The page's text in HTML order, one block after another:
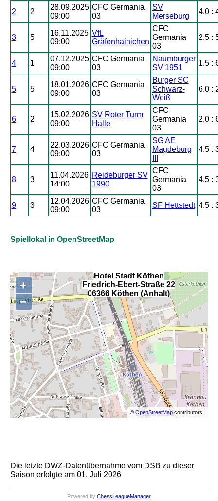
2 2
28.09.2025
09:00
CFC Germania
03
SV
Merseburg
4.0 :
3 5
16.11.2025
09:00
VfL
Gräfenhainichen
CFC
Germania
03
2.5 :
4 1
07.12.2025
09:00
CFC Germania
03
Naumburger
SV 1951
1.5 :
5 5
18.01.2026
09:00
CFC Germania
03
Burger SC
Schwarz-
Weiß
6.0 :
6 2
15.02.2026
09:00
SV Roter Turm
Halle
CFC
Germania
03
2.0 :
7 4
22.03.2026
09:00
CFC Germania
03
SG AE
Magdeburg
4.5 :
8 3
11.04.2026
14:00
Reideburger SV
1990
CFC
Germania
03
4.5 :
9 3
12.04.2026
09:00
CFC Germania
03
SF Hettstedt 4.5 :
Spiellokal in OpenStreetMap
+
−
©OpenStreetMapcontributors.
Hotel Stadt Köthen
Friedrich-Ebert-Straße 22
06366 Köthen (Anhalt)
Die letzte DWZ-Datenübernahme vom DSB zu dieser
Saison erfolgte am 01. Juli 2026
Powered by ChessLeagueManager